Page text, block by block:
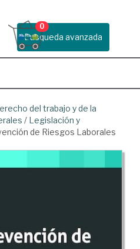
Busqueda avanzada
0
del trabajo y de la
/ Legislación y
de Riesgos Laborales